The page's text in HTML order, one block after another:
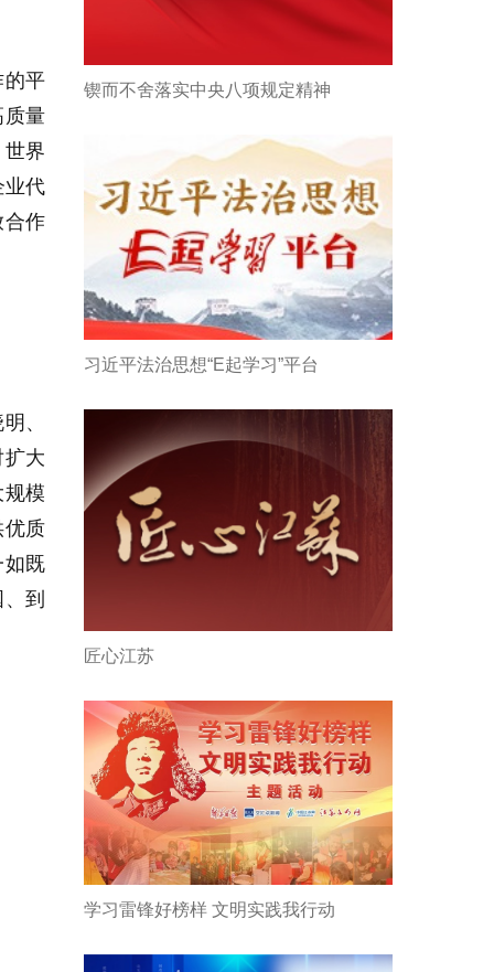
的平
质量
界
业代
合作
、
大
模
优质
如既
到
锲而不舍落实中央八项规定精神
习近平法治思想“E起学习”平台
匠心江苏
学习雷锋好榜样 文明实践我行动